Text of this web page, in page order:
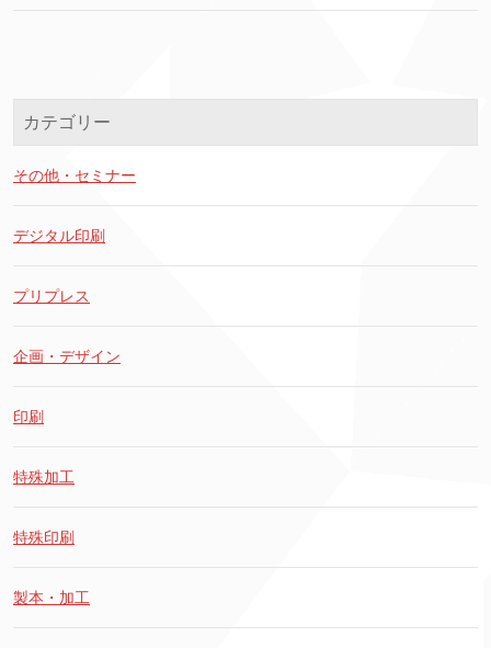
カテゴリー
その他・セミナー
デジタル印刷
プリプレス
企画・デザイン
印刷
特殊加工
特殊印刷
製本・加工